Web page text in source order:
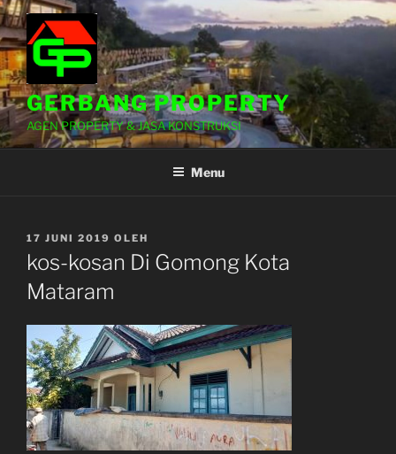
Lompat
ke
konten
GERBANG PROPERTY
AGEN PROPERTY & JASA KONSTRUKSI
Menu
DIPOSKAN
PADA
17 JUNI 2019 OLEH
kos-kosan Di Gomong Kota
Mataram